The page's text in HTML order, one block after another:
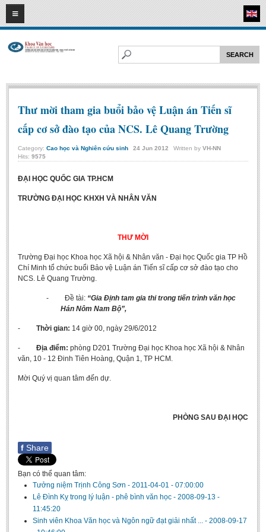
08 2026
HOME
Faculty of Literature
Department of Foreign Literatures and Comparative Literature
Department of Sinology-Nom Studies
Department of Arts Studies
ACADEMIC
Undergraduate: Regular Degree
Undergraduate: Honor Degree
LITERARY WRITINGS & TRANSLATING
RESEARCH
Sinology & Nom
Vietnamese Literature
Foreign Literatures & Comparative Literature
Theater and Film
Culture - History - Philosophy
Education
Thư mời tham gia buổi bảo vệ Luận án Tiến sĩ
cấp cơ sở đào tạo của NCS. Lê Quang Trường
Category: Cao học và Nghiên cứu sinh 24 Jun 2012 Written by VH-NN
Hits: 9575
ĐẠI HỌC QUỐC GIA TP.HCM
TRƯỜNG ĐẠI HỌC KHXH VÀ NHÂN VĂN
THƯ MỜI
Trường Đại học Khoa học Xã hội & Nhân văn - Đại học Quốc gia TP Hồ
Chí Minh tổ chức buổi Bảo vệ Luận án Tiến sĩ cấp cơ sở đào tạo cho
NCS. Lê Quang Trường.
- Đề tài: “Gia Định tam gia thi trong tiến trình văn học
Hán Nôm Nam Bộ”,
- Thời gian: 14 giờ 00, ngày 29/6/2012
- Địa điểm: phòng D201 Trường Đại học Khoa học Xã hội & Nhân
văn, 10 - 12 Đinh Tiên Hoàng, Quận 1, TP HCM.
Mời Quý vị quan tâm đến dự.
PHÒNG SAU ĐẠI HỌC
f Share
Bạn có thể quan tâm:
Tưởng niệm Trịnh Công Sơn - 2011-04-01 - 07:00:00
Lê Đình Kỵ trong lý luận - phê bình văn học - 2008-09-13 -
11:45:20
Sinh viên Khoa Văn học và Ngôn ngữ đạt giải nhất ... - 2008-09-17